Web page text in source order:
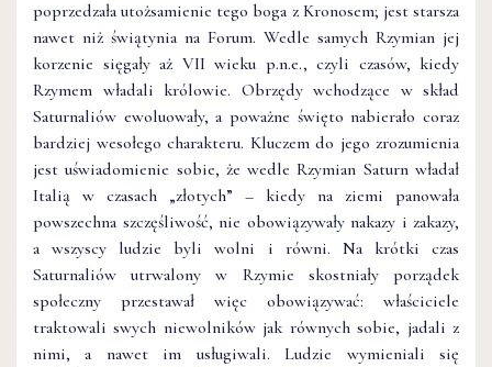
poprzedzała utożsamienie tego boga z Kronosem; jest starsza
nawet niż świątynia na Forum. Wedle samych Rzymian jej
korzenie sięgały aż VII wieku p.n.e., czyli czasów, kiedy
Rzymem władali królowie. Obrzędy wchodzące w skład
Saturnaliów ewoluowały, a poważne święto nabierało coraz
bardziej wesołego charakteru. Kluczem do jego zrozumienia
jest uświadomienie sobie, że wedle Rzymian Saturn władał
Italią w czasach „złotych” – kiedy na ziemi panowała
powszechna szczęśliwość, nie obowiązywały nakazy i zakazy,
a wszyscy ludzie byli wolni i równi. Na krótki czas
Saturnaliów utrwalony w Rzymie skostniały porządek
społeczny przestawał więc obowiązywać: właściciele
traktowali swych niewolników jak równych sobie, jadali z
nimi, a nawet im usługiwali. Ludzie wymieniali się